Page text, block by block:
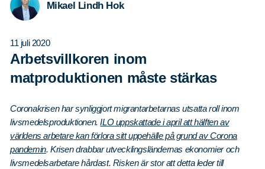
Mikael Lindh Hok
11 juli 2020
Arbetsvillkoren inom
matproduktionen måste stärkas
Coronakrisen har synliggjort migrantarbetarnas utsatta roll inom
livsmedelsproduktionen.ILO uppskattade i april att hälften av
världens arbetare kan förlora sitt uppehälle på grund av Corona
pandemin. Krisen drabbar utvecklingsländernas ekonomier och
livsmedelsarbetare hårdast. Risken är stor att detta leder till